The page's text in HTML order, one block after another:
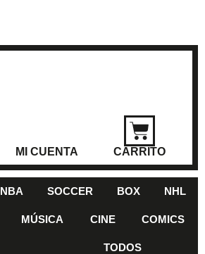
MI CUENTA CARRITO
NBA SOCCER BOX NHL
MÚSICA CINE COMICS
TODOS